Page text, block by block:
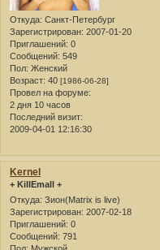
Откуда: Санкт-Петербург
Зарегистрирован: 2007-01-20
Приглашений: 0
Сообщений: 549
Пол: Женский
Возраст: 40 [1986-06-28]
Провел на форуме:
2 дня 10 часов
Последний визит:
2009-04-01 12:16:30
Kernel
+ KillEmall +
Откуда: Зион(Matrix is live)
Зарегистрирован: 2007-02-18
Приглашений: 0
Сообщений: 791